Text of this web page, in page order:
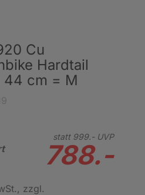
Cu
Hardtail
44 cm = M
statt 999.-UVP
788.-
, zzgl.